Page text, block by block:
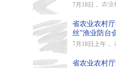
7月18日， 农业
省农业农村
丝”渔业防台
7月18日上午，
省农业农村